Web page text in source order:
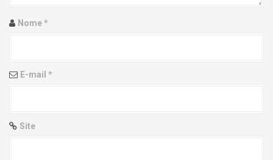
i
n
Nome*
E-mail *
Site